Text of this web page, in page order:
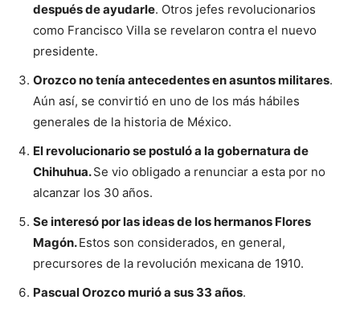
después de ayudarle. Otros jefes revolucionarios
como Francisco Villa se revelaron contra el nuevo
presidente.
Orozco no tenía antecedentes en asuntos militares.
Aún así, se convirtió en uno de los más hábiles
generales de la historia de México.
El revolucionario se postuló a la gobernatura de
Chihuhua.Se vio obligado a renunciar a esta por no
alcanzar los 30 años.
Se interesó por las ideas de los hermanos Flores
Magón.Estos son considerados, en general,
precursores de la revolución mexicana de 1910.
Pascual Orozco murió a sus 33 años.